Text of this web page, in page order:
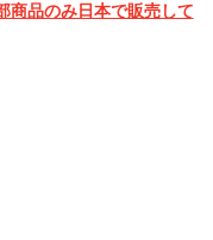
商品のみ日本で販売して